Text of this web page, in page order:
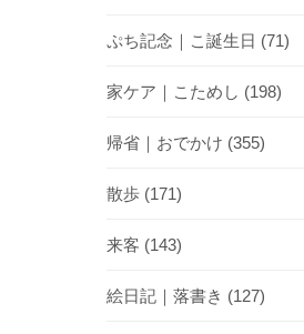
ぷち記念｜こ誕生日 (71)
家ケア｜こためし (198)
帰省｜おでかけ (355)
散歩 (171)
来客 (143)
絵日記｜落書き (127)